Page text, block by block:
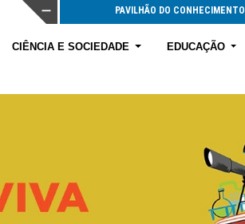
PAVILHÃO DO CONHECIMENTO
CIÊNCIA E SOCIEDADE EDUCAÇÃO